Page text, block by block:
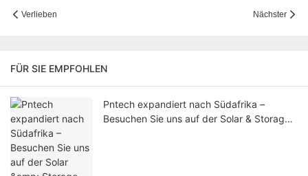
Verlieben Nächster
FÜR SIE EMPFOHLEN
Pntech expandiert nach Südafrika –
Besuchen Sie uns auf der Solar & Storage